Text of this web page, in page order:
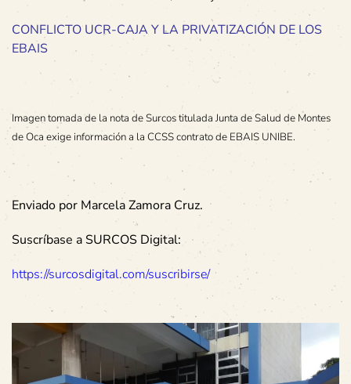
CONFLICTO UCR-CAJA Y LA PRIVATIZACIÓN DE LOS
EBAIS
Imagen tomada de la nota de Surcos titulada Junta de Salud de Montes
de Oca exige información a la CCSS contrato de EBAIS UNIBE.
Enviado por Marcela Zamora Cruz.
Suscríbase a SURCOS Digital:
https://surcosdigital.com/suscribirse/